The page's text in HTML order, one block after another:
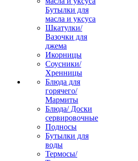
Бутылки для
масла и уксуса
Шкатулки/
Вазочки для
джема
Икорницы
Соусники/
Хренницы
Блюда для
горячего/
Мармиты
Блюда/ Доски
сервировочные
Подносы
Бутылки для
воды
Термосы/